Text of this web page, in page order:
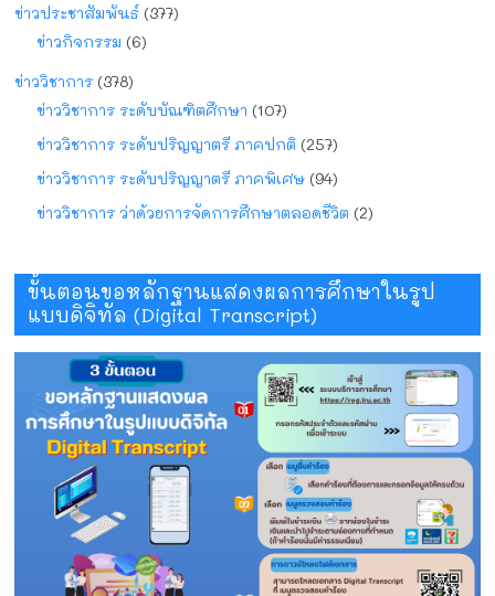
ข่าวประชาสัมพันธ์ (377)
ข่าวกิจกรรม (6)
ข่าววิชาการ (378)
ข่าววิชาการ ระดับบัณฑิตศึกษา (107)
ข่าววิชาการ ระดับปริญญาตรี ภาคปกติ (257)
ข่าววิชาการ ระดับปริญญาตรี ภาคพิเศษ (94)
ข่าววิชาการ ว่าด้วยการจัดการศึกษาตลอดชีวิต (2)
ขั้นตอนขอหลักฐานแสดงผลการศึกษาในรูป
แบบดิจิทัล (Digital Transcript)